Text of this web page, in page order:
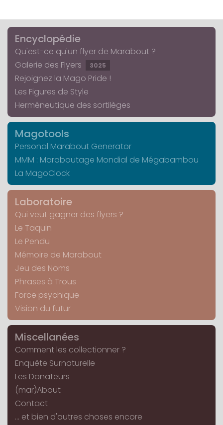
Encyclopédie
Qu'est-ce qu'un flyer de Marabout ?
Galerie des Flyers
3025
Rejoignez la Mago Pride !
Les Figures de Style
Herméneutique des sortilèges
Magotools
Personal Marabout Generator
MMM : Maraboutage Mondial de Mégabambou
La MagoClock
Laboratoire
Qui veut gagner des flyers ?
Le Taquin
Le Pendu
Mémoire de Marabout
Jeu des Noms
Phrases à Trous
Force psychique
Vision du futur
Miscellanées
Comment les collectionner ?
Enquête Surnaturelle
Les Donateurs
(mar)About
Contact
... et bien d'autres choses encore